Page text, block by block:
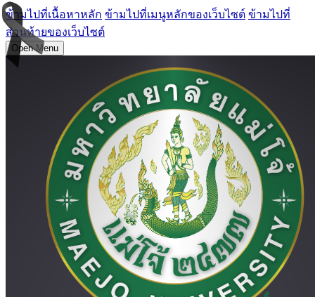
ข้ามไปที่เนื้อหาหลัก ข้ามไปที่เมนูหลักของเว็บไซต์ ข้ามไปที่
ส่วนท้ายของเว็บไซต์
Open Menu